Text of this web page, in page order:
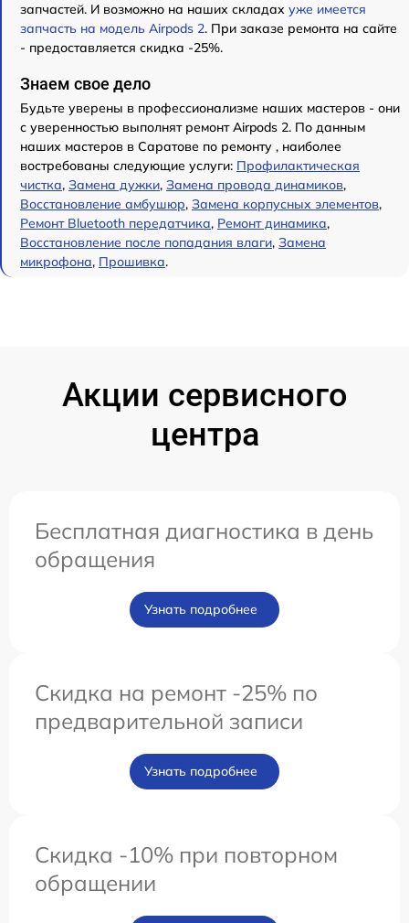
запчастей. И возможно на наших складах уже имеется
запчасть на модель Airpods 2. При заказе ремонта на сайте
- предоставляется скидка -25%.
Знаем свое дело
Будьте уверены в профессионализме наших мастеров - они
с уверенностью выполнят ремонт Airpods 2. По данным
наших мастеров в Саратове по ремонту , наиболее
востребованы следующие услуги: Профилактическая
чистка, Замена дужки, Замена провода динамиков,
Восстановление амбушюр, Замена корпусных элементов,
Ремонт Bluetooth передатчика, Ремонт динамика,
Восстановление после попадания влаги, Замена
микрофона, Прошивка.
Акции сервисного
центра
Бесплатная диагностика в день
обращения
Узнать подробнее
Скидка на ремонт -25% по
предварительной записи
Узнать подробнее
Скидка -10% при повторном
обращении